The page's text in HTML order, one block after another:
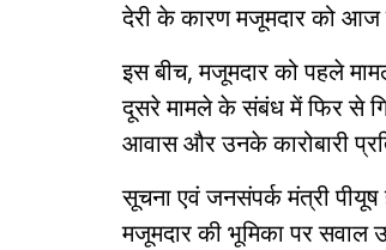
देरी के कारण मजूमदार को आज
इस बीच, मजूमदार को पहले
दूसरे मामले के संबंध में फिर से
आवास और उनके कारोबारी
सूचना एवं जनसंपर्क मंत्री
मजूमदार की भूमिका पर सवाल